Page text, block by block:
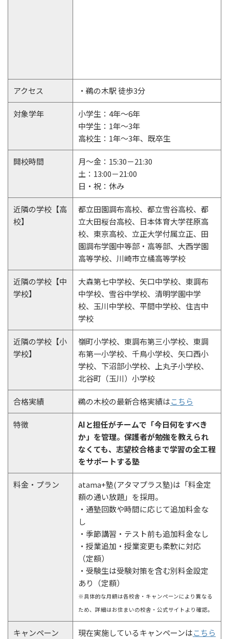
アクセス ・鵜の木駅 徒歩3分
対象学年
小学生：4年～6年
中学生：1年～3年
高校生：1年～3年、既卒生
開校時間
月～金：15:30－21:30
土：13:00－21:00
日・祝：休み
近隣の学校【高
校】
都立田園調布高校、都立雪谷高校、都
立大田桜台高校、日本体育大学荏原高
校、東京高校、立正大学付属立正、田
園調布学園中等部・高等部、大西学園
高等学校、川崎市立橘高等学校
近隣の学校【中
学校】
大森第七中学校、矢口中学校、東調布
中学校、雪谷中学校、清明学園中学
校、玉川中学校、平間中学校、住吉中
学校
近隣の学校【小
学校】
嶺町小学校、東調布第三小学校、東調
布第一小学校、千鳥小学校、矢口西小
学校、下沼部小学校、上丸子小学校、
北谷町（玉川）小学校
合格実績 鵜の木校の最新合格実績はこちら
特徴
AIと担任がチームで「今日何をすべき
か」を管理。保護者が勉強を教えられ
なくても、志望校合格まで学習の全工程
をサポートする塾
料金・プラン
atama+塾(アタマプラス塾)は「料金定
額の通い放題」を採用。
・通塾回数や時間に応じて追加料金な
し
・季節講習・テスト前も追加料金なし
・授業追加・授業変更も柔軟に対応
（定額）
・受験生は受験対策を含む別料金設定
あり（定額）
※具体的な月額は各校舎・キャンペーンにより異なる
ため、詳細はお住まいの校舎・公式サイトより確認。
キャンペーン 現在実施しているキャンペーンはこちら